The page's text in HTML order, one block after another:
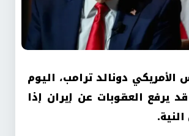
الأمريكي دونالد ترامب، اليوم
قد يرفع العقوبات عن إيران إذا